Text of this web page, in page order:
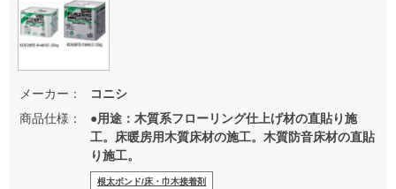
メーカー：
コニシ
商品仕様：
●用途：木質系フローリング仕上げ材の直貼り施
工。床暖房用木質床材の施工。木質防音床材の直貼
り施工。
根太ボンド/床・巾木接着剤